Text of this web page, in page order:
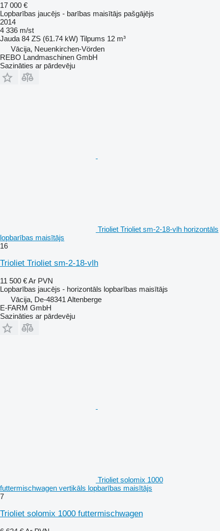
17 000 €
Lopbarības jaucējs - barības maisītājs pašgājējs
2014
4 336 m/st
Jauda 84 ZS (61.74 kW) Tilpums 12 m³
Vācija, Neuenkirchen-Vörden
REBO Landmaschinen GmbH
Sazināties ar pārdevēju
Trioliet Trioliet sm-2-18-vlh horizontāls
lopbarības maisītājs
16
Trioliet Trioliet sm-2-18-vlh
11 500 €Ar PVN
Lopbarības jaucējs - horizontāls lopbarības maisītājs
Vācija, De-48341 Altenberge
E-FARM GmbH
Sazināties ar pārdevēju
Trioliet solomix 1000
futtermischwagen vertikāls lopbarības maisītājs
7
Trioliet solomix 1000 futtermischwagen